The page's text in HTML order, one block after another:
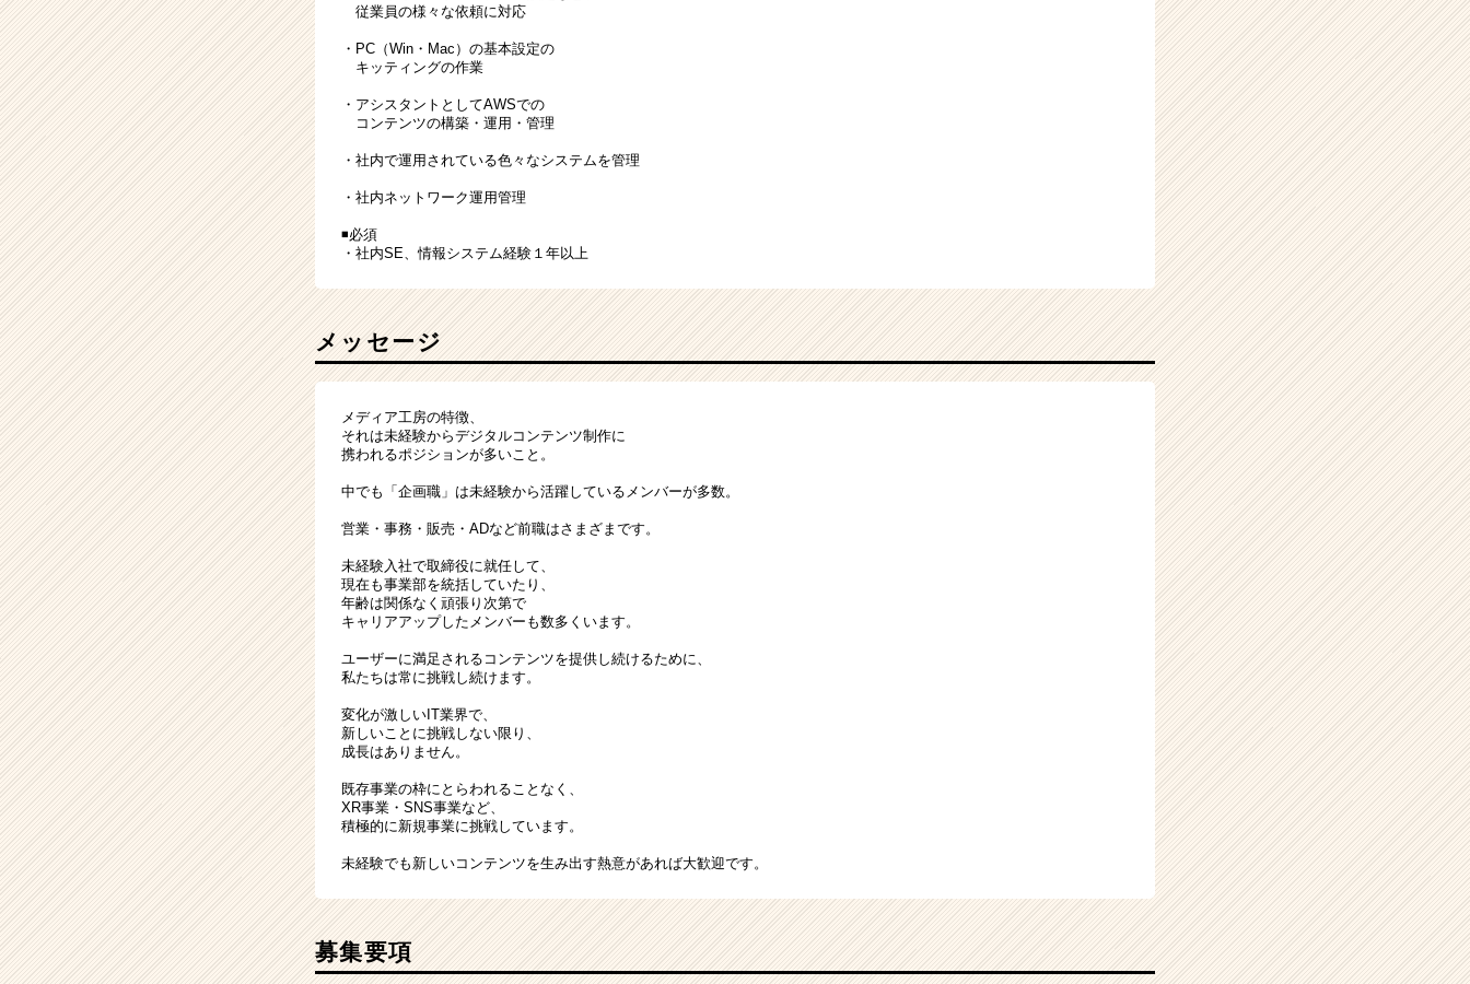
従業員の様々な依頼に対応
・PC（Win・Mac）の基本設定の
キッティングの作業
・アシスタントとしてAWSでの
コンテンツの構築・運用・管理
・社内で運用されている色々なシステムを管理
・社内ネットワーク運用管理
◾️必須
・社内SE、情報システム経験１年以上
メッセージ
メディア工房の特徴、
それは未経験からデジタルコンテンツ制作に
携われるポジションが多いこと。
中でも「企画職」は未経験から活躍しているメンバーが多数。
営業・事務・販売・ADなど前職はさまざまです。
未経験入社で取締役に就任して、
現在も事業部を統括していたり、
年齢は関係なく頑張り次第で
キャリアアップしたメンバーも数多くいます。
ユーザーに満足されるコンテンツを提供し続けるために、
私たちは常に挑戦し続けます。
変化が激しいIT業界で、
新しいことに挑戦しない限り、
成長はありません。
既存事業の枠にとらわれることなく、
XR事業・SNS事業など、
積極的に新規事業に挑戦しています。
未経験でも新しいコンテンツを生み出す熱意があれば大歓迎です。
募集要項